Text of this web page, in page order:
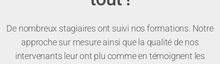
De nombreux stagiaires ont suivi nos formations. Notre
approche sur mesure ainsi que la qualité de nos
intervenants leur ont plu comme en témoignent les